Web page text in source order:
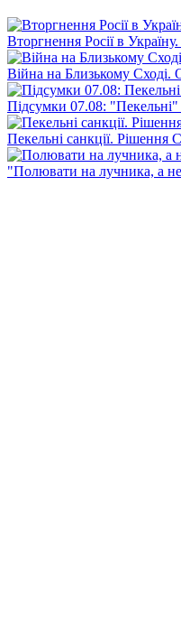
Вторгнення Росії в
Війна на Близькому Сході.
Підсумки 07.08: "Пекельні"
Пекельні санкції.
"Полювати на лучника, а не